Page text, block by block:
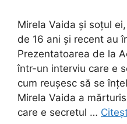
Mirela Vaida și soțul
de 16 ani și recent au
Prezentatoarea de la
într-un interviu care e
cum reușesc să se
Mirela Vaida a
care e secretul …